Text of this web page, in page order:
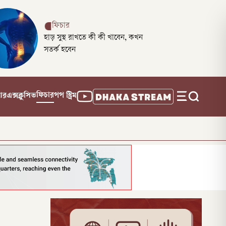
ফিচার
হাড় সুস্থ রাখতে কী কী খাবেন, কখন
সতর্ক হবেন
এক্সক্লুসিভফিচারপপ স্ট্রিম